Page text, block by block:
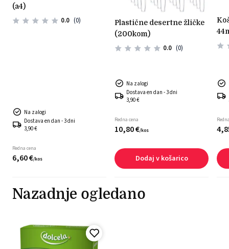
(a4)
0.0 (0)
Na zalogi
Dostava en dan - 3 dni
3,90 €
Redna cena
6,60€/kos
plastične desertne žličke
(200kom)
0.0 (0)
Na zalogi
Dostava en dan - 3 dni
3,90 €
Redna cena
10,80€/kos
Dodaj v košarico
košarice iz testa svetle
4,
Nazadnje ogledano